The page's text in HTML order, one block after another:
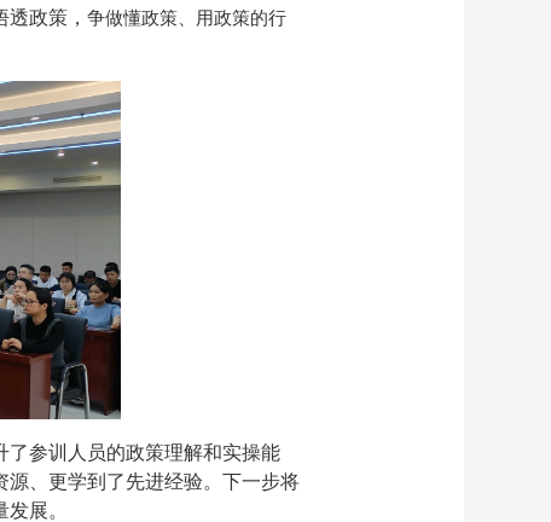
政策， 争做懂政策、用政策的行
了参训人员的政策理解和实操能
、更学到了先进经验。下一步将
展。